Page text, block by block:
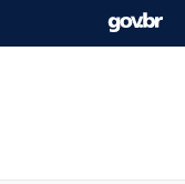
Skip to main content